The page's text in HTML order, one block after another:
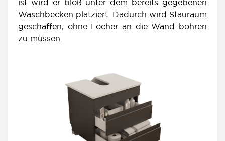
Waschbecken platziert. Dadurch wird Stauraum
geschaffen, ohne Löcher an die Wand bohren
zu müssen.